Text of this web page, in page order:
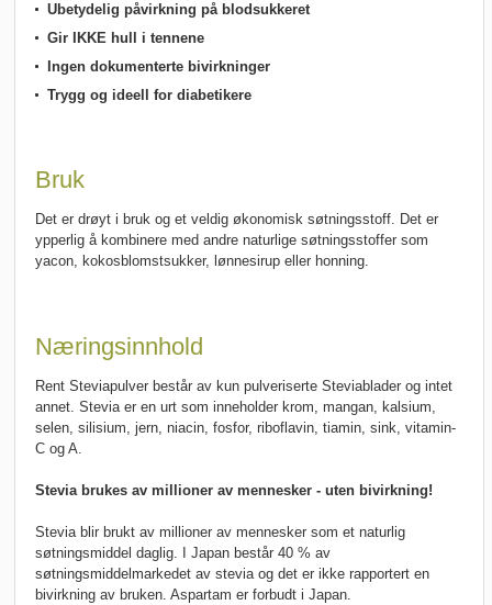
Ubetydelig påvirkning på blodsukkeret
Gir IKKE hull i tennene
Ingen dokumenterte bivirkninger
Trygg og ideell for diabetikere
Bruk
Det er drøyt i bruk og et veldig økonomisk søtningsstoff. Det er
ypperlig å kombinere med andre naturlige søtningsstoffer som
yacon, kokosblomstsukker, lønnesirup eller honning.
Næringsinnhold
Rent Steviapulver består av kun pulveriserte Steviablader og intet
annet. Stevia er en urt som inneholder krom, mangan, kalsium,
selen, silisium, jern, niacin, fosfor, riboflavin, tiamin, sink, vitamin-
C og A.
Stevia brukes av millioner av mennesker - uten bivirkning!
Stevia blir brukt av millioner av mennesker som et naturlig
søtningsmiddel daglig. I Japan består 40 % av
søtningsmiddelmarkedet av stevia og det er ikke rapportert en
bivirkning av bruken. Aspartam er forbudt i Japan.